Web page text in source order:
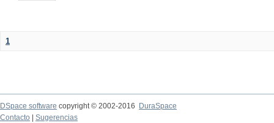
1
DSpace software copyright © 2002-2016
DuraSpace
Contacto
Sugerencias